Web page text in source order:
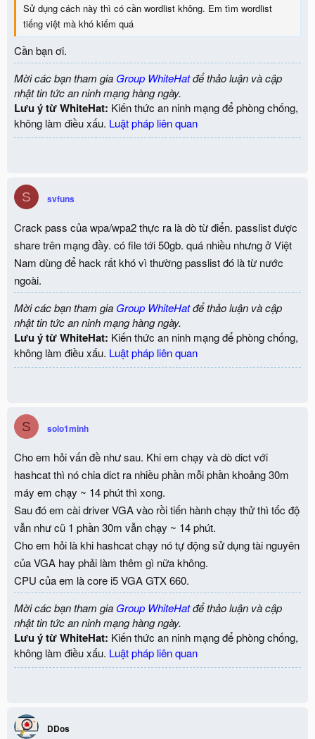
Sử dụng cách này thì có cần wordlist không. Em tìm wordlist
tiếng việt mà khó kiếm quá
Cần bạn ơi.
Mời các bạn tham gia Group WhiteHatđể thảo luận và cập
nhật tin tức an ninh mạng hàng ngày.
Lưu ý từ WhiteHat: Kiến thức an ninh mạng để phòng chống,
không làm điều xấu. Luật pháp liên quan
S svfuns
Crack pass của wpa/wpa2 thực ra là dò từ điển. passlist được
share trên mạng đầy. có file tới 50gb. quá nhiều nhưng ở Việt
Nam dùng để hack rất khó vì thường passlist đó là từ nước
ngoài.
Mời các bạn tham gia Group WhiteHatđể thảo luận và cập
nhật tin tức an ninh mạng hàng ngày.
Lưu ý từ WhiteHat: Kiến thức an ninh mạng để phòng chống,
không làm điều xấu. Luật pháp liên quan
S solo1minh
Cho em hỏi vấn đề như sau. Khi em chạy và dò dict với
hashcat thì nó chia dict ra nhiều phần mỗi phần khoảng 30m
máy em chạy ~ 14 phút thì xong.
Sau đó em cài driver VGA vào rồi tiến hành chạy thử thì tốc độ
vẫn như cũ 1 phần 30m vẫn chạy ~ 14 phút.
Cho em hỏi là khi hashcat chạy nó tự động sử dụng tài nguyên
của VGA hay phải làm thêm gì nữa không.
CPU của em là core i5 VGA GTX 660.
Mời các bạn tham gia Group WhiteHatđể thảo luận và cập
nhật tin tức an ninh mạng hàng ngày.
Lưu ý từ WhiteHat: Kiến thức an ninh mạng để phòng chống,
không làm điều xấu. Luật pháp liên quan
DDos